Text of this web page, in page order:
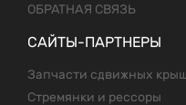
ОБРАТНАЯ СВЯЗЬ
САЙТЫ-ПАРТНЕРЫ
Запчасти сдвижных
Стремянки и рессоры